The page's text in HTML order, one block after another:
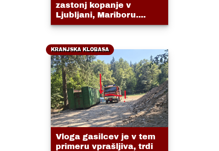
zastonj kopanje v
Ljubljani, Mariboru....
KRANJSKA KLOBASA
Vloga gasilcev je v tem
primeru vprašljiva, trdi